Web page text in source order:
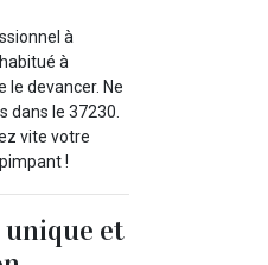
à
à
devancer. Ne
dans le 37230.
vite votre
!
et